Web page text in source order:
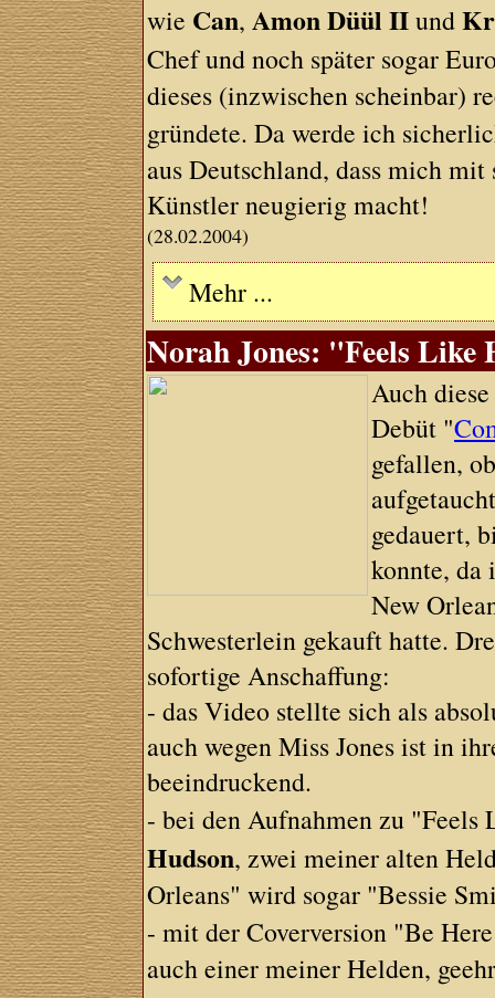
wie Can,Amon Düül IIund
Chef und noch später sogar
dieses (inzwischen scheinbar)
gründete. Da werde ich
aus Deutschland, dass mich
Künstler neugierig macht!
(28.02.2004)
Mehr ...
Norah Jones: "Feels Like
Auch
Debüt "
gefallen,
gedauert,
konnte,
New
Schwesterlein gekauft hatte.
sofortige Anschaffung:
- das Video stellte sich als
auch wegen Miss Jones ist in
beeindruckend.
- bei den Aufnahmen zu
Hudson, zwei meiner alten
Orleans" wird sogar "Bessie
- mit der Coverversion "Be
auch einer meiner Helden,